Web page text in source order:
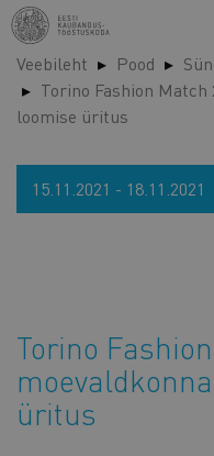
Liigu
edasi
põhisisu
juurde
Veebileht Pood
Torino Fashion
loomise üritus
15.11.2021 - 18.11.2021
Torino
üritus